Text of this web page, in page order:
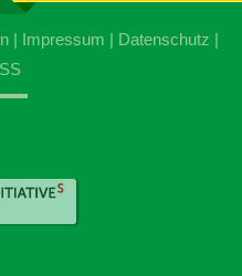
| Impressum | Datenschutz |